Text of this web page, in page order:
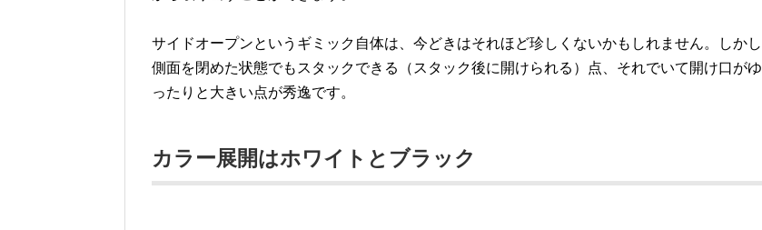
サイドオープンというギミック自体は、今どきはそれほど珍しくないかもしれません。しかし
側面を閉めた状態でもスタックできる（スタック後に開けられる）点、それでいて開け口がゆ
ったりと大きい点が秀逸です。
カラー展開はホワイトとブラック